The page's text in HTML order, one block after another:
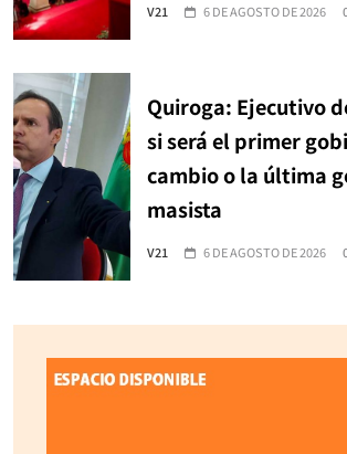
V21 6 DE AGOSTO DE 2026
Quiroga: Ejecutivo
si será el primer
cambio o la última
masista
V21 6 DE AGOSTO DE 2026